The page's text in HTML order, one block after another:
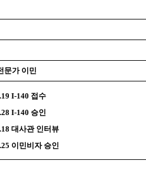
문가 이민
I-140 접수
I-140 승인
대사관 인터뷰
이민비자 승인